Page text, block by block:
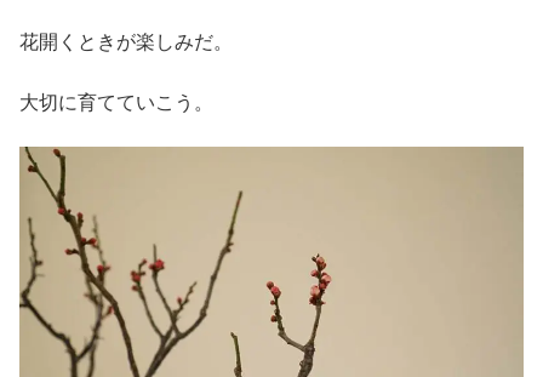
花開くときが楽しみだ。
大切に育てていこう。